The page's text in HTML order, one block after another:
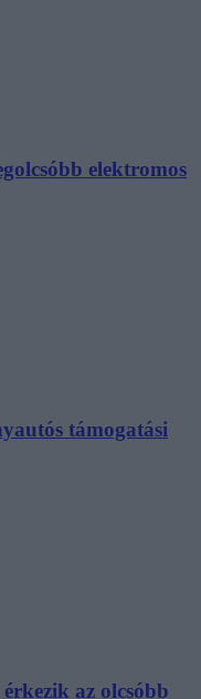
elektromos
támogatási
az olcsóbb